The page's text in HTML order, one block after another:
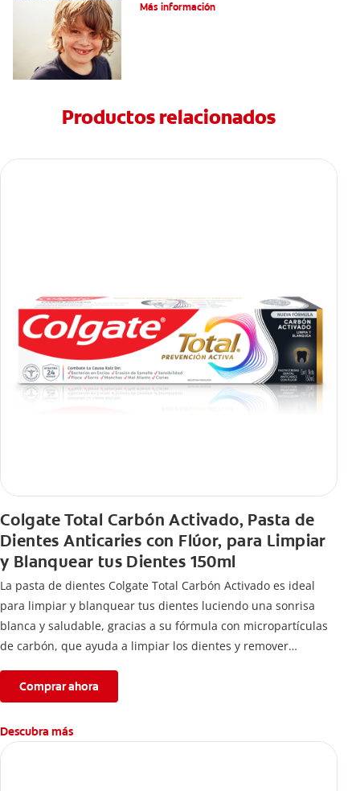
Más información
Productos relacionados
Colgate Total Carbón Activado, Pasta de
Dientes Anticaries con Flúor, para Limpiar
y Blanquear tus Dientes 150ml
La pasta de dientes Colgate Total Carbón Activado es ideal
para limpiar y blanquear tus dientes luciendo una sonrisa
blanca y saludable, gracias a su fórmula con micropartículas
de carbón, que ayuda a limpiar los dientes y remover
Comprar ahora
Descubra más